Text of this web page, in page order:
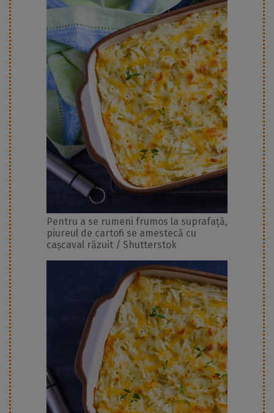
Pentru a se rumeni frumos la suprafață,
piureul de cartofi se amestecă cu
cașcaval răzuit / Shutterstok